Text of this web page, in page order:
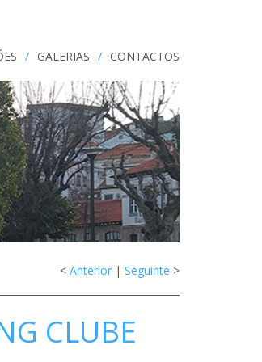
/ GALERIAS / CONTACTOS
< Anterior | Seguinte >
CLUBE